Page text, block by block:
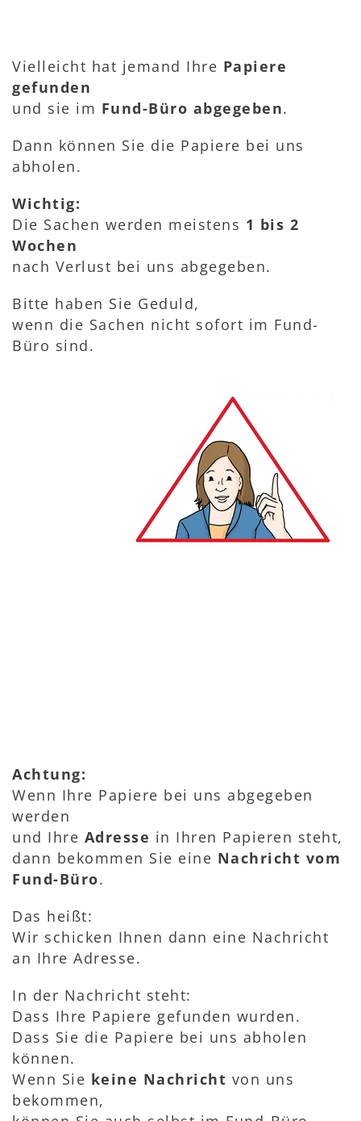
Vielleicht hat jemand Ihre Papiere
gefunden
und sie im Fund-Büro abgegeben.
Dann können Sie die Papiere bei uns
abholen.
Wichtig:
Die Sachen werden meistens 1 bis 2
Wochen
nach Verlust bei uns abgegeben.
Bitte haben Sie Geduld,
wenn die Sachen nicht sofort im Fund-
Büro sind.
Achtung:
Wenn Ihre Papiere bei uns abgegeben
werden
und Ihre Adresse in Ihren Papieren steht,
dann bekommen Sie eine Nachricht vom
Fund-Büro.
Das heißt:
Wir schicken Ihnen dann eine Nachricht
an Ihre Adresse.
In der Nachricht steht:
Dass Ihre Papiere gefunden wurden.
Dass Sie die Papiere bei uns abholen
können.
Wenn Sie keine Nachricht von uns
bekommen,